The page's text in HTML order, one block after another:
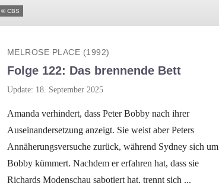
© CBS
MELROSE PLACE (1992)
Folge 122: Das brennende Bett
Update: 18. September 2025
Amanda verhindert, dass Peter Bobby nach ihrer
Auseinandersetzung anzeigt. Sie weist aber Peters
Annäherungsversuche zurück, während Sydney sich um
Bobby kümmert. Nachdem er erfahren hat, dass sie
Richards Modenschau sabotiert hat, trennt sich ...